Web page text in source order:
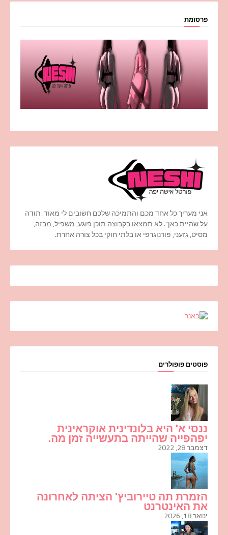
פרסומת
אני מעריך כל אחד מכם והתמיכה שלכם חשובים לי מאוד. תודה
על שהיית כאן". לא תמצאו בקבוצה תוכן פוגע, משפיל, מבזה,
מסיט, גזעני, פורנוגרפי או בלתי חוקי בכל צורה אחרת.
פוסטים פופולרים
ננסי א' היא בלונדינית אוקראינית
יפהפייה שהייתה בתעשייה זמן מה.
דצמבר 28, 2022
הזמרת תה טיירוביץ' הציתה לאחרונה
את האינטרנט
ינואר 18, 2026